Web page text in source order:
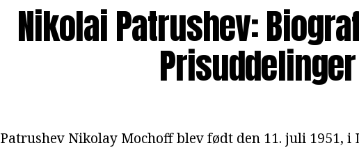
Nikolai Patrushev:
Prisuddelinger
Patrushev Nikolay Mochoff blev født den 11. juli 1951, i